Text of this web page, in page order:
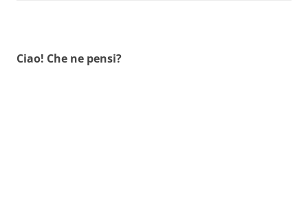
Ciao! Che ne pensi?